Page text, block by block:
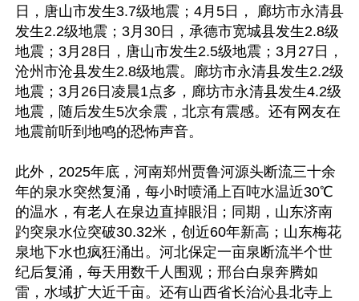
日，唐山市发生3.7级地震；4月5日， 廊坊市永清县
发生2.2级地震；3月30日，承德市宽城县发生2.8级
地震；3月28日，唐山市发生2.5级地震；3月27日，
沧州市沧县发生2.8级地震。廊坊市永清县发生2.2级
地震；3月26日凌晨1点多，廊坊市永清县发生4.2级
地震，随后发生5次余震，北京有震感。还有网友在
地震前听到地鸣的恐怖声音。
此外，2025年底，河南郑州贾鲁河源头断流三十余
年的泉水突然复涌，每小时喷涌上百吨水温近30℃
的温水，有老人在泉边直掉眼泪；同期，山东济南
趵突泉水位突破30.32米，创近60年新高；山东梅花
泉地下水也疯狂涌出。河北保定一亩泉断流半个世
纪后复涌，每天用数千人围观；邢台白泉奔腾如
雷，水域扩大近千亩。还有山西省长治沁县北寺上